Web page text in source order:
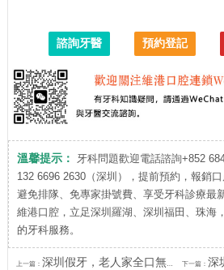
諮詢牙醫 預約登記
溫馨提示：
牙科問題歡迎電話諮詢+852
132 6696 2630（深圳），提前預約，報銷
避免排隊、免專家掛號費、享受牙科診療最
維港口腔，立足深圳羅湖、深圳福田、珠海
的牙科服務。
上一篇： 深圳假牙，老人家全口無牙，適合做吸附性義齒嗎？ 下一篇： 深圳